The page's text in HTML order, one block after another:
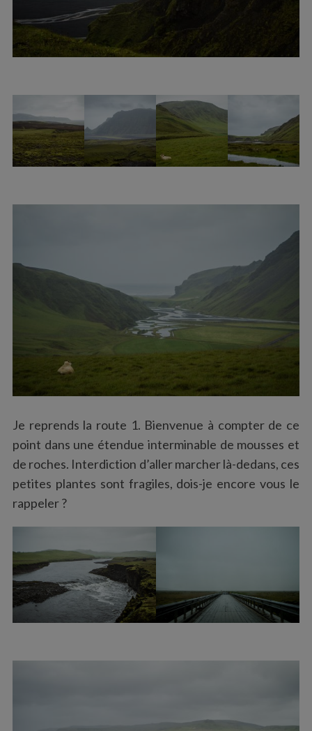
Je reprends la route 1. Bienvenue à compter de ce
point dans une étendue interminable de mousses et
de roches. Interdiction d’aller marcher là-dedans, ces
petites plantes sont fragiles, dois-je encore vous le
rappeler ?